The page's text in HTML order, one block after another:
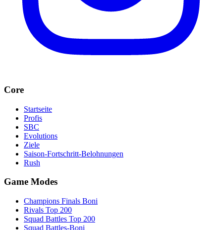
Core
Startseite
Profis
SBC
Evolutions
Ziele
Saison-Fortschritt-Belohnungen
Rush
Game Modes
Champions Finals Boni
Rivals Top 200
Squad Battles Top 200
Squad Battles-Boni